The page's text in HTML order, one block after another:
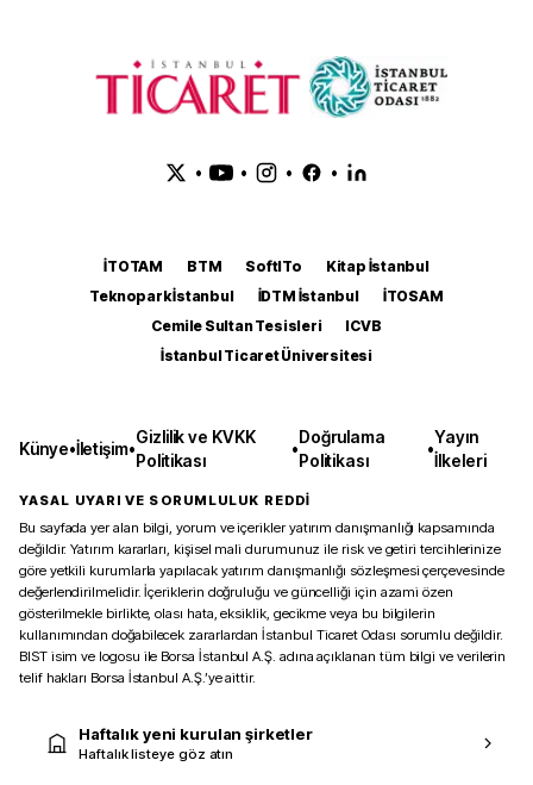
• • • •
İTOTAM BTM SoftITo
Kitap İstanbul
Teknopark İstanbul
İDTM İstanbul
İTOSAM
Cemile Sultan Tesisleri
ICVB
İstanbul Ticaret Üniversitesi
Künye•İletişim•
Gizlilik ve KVKK
Politikası
•
Doğrulama
Politikası
•
Yayın
İlkeleri
YASAL UYARI VE SORUMLULUK REDDİ
Bu sayfada yer alan bilgi, yorum ve içerikler yatırım danışmanlığı kapsamında
değildir. Yatırım kararları, kişisel mali durumunuz ile risk ve getiri tercihlerinize
göre yetkili kurumlarla yapılacak yatırım danışmanlığı sözleşmesi çerçevesinde
değerlendirilmelidir. İçeriklerin doğruluğu ve güncelliği için azami özen
gösterilmekle birlikte, olası hata, eksiklik, gecikme veya bu bilgilerin
kullanımından doğabilecek zararlardan İstanbul Ticaret Odası sorumlu değildir.
BIST isim ve logosu ile Borsa İstanbul A.Ş. adına açıklanan tüm bilgi ve verilerin
telif hakları Borsa İstanbul A.Ş.’ye aittir.
Haftalık yeni kurulan şirketler
Haftalık listeye göz atın